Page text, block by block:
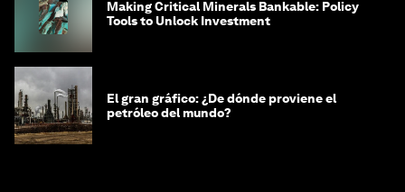
Making Critical Minerals Bankable: Policy
Tools to Unlock Investment
El gran gráfico: ¿De dónde proviene el
petróleo del mundo?